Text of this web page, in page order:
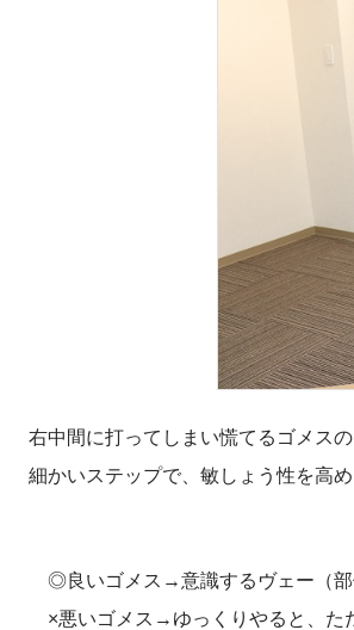
右中間に打ってしまい慌てるゴメス
細かいステップで、敏しょう性を高め
◎良いゴメス→意識するヴェー（部
×悪いゴメス→ゆっくりやると、た